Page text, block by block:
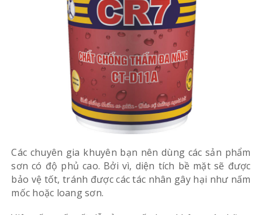
Các chuyên gia khuyên bạn nên dùng các sản phẩm
sơn có độ phủ cao. Bởi vì, diện tích bề mặt sẽ được
bảo vệ tốt, tránh được các tác nhân gây hại như nấm
mốc hoặc loang sơn.